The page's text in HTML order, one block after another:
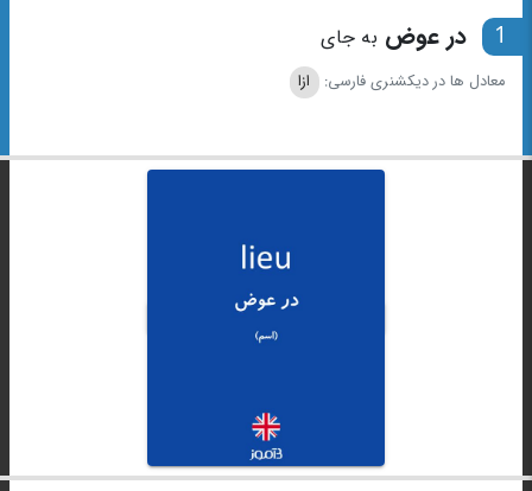
1 در عوض به جای
معادل ها در دیکشنری فارسی: ازا